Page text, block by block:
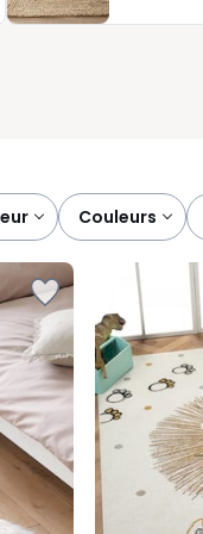
à l’épaisseur et à
couleurs